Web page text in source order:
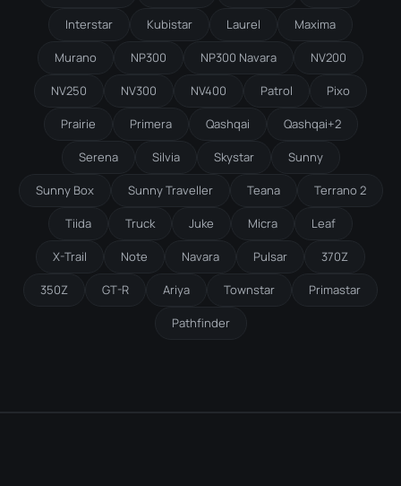
Interstar Kubistar Laurel Maxima
Murano NP300 NP300 Navara NV200
NV250 NV300 NV400 Patrol Pixo
Prairie Primera Qashqai Qashqai+2
Serena Silvia Skystar Sunny
Sunny Box Sunny Traveller Teana Terrano 2
Tiida Truck Juke Micra Leaf
X-Trail Note Navara Pulsar 370Z
350Z GT-R Ariya Townstar Primastar
Pathfinder